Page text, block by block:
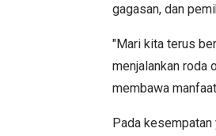
gagasan, dan
"Mari kita terus
menjalankan roda
membawa
Pada kesempatan